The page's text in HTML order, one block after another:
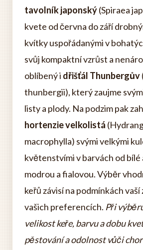
tavolník japonský(Spiraea
kvete od června do září
kvítky uspořádanými v
svůj kompaktní vzrůst a
oblíbený i dřišťál Thunbergův
thunbergii), který zaujme
listy a plody. Na podzim pak
hortenzie velkolistá
macrophylla) svými velkými
květenstvími v barvách od bílé
modrou a fialovou. Výběr
keřů závisí na podmínkách vaší
vašich preferencích. Při
velikost keře, barvu a dobu
pěstování a odolnost vůči